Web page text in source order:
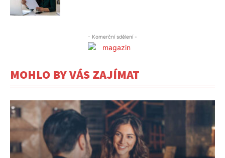
- Komerční sdělení -
MOHLO BY VÁS ZAJÍMAT